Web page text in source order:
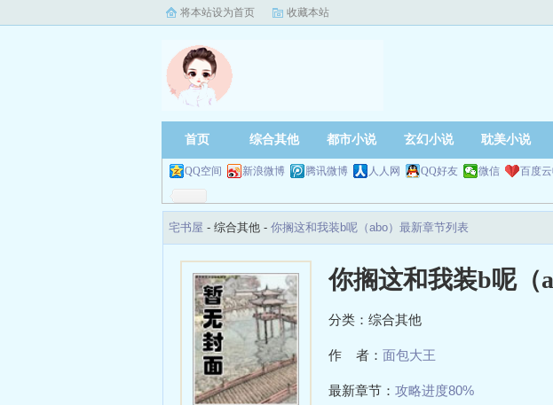
将本站设为首页 收藏本站
首页 综合其他 都市小说 玄幻小说 耽美小说
QQ空间 新浪微博 腾讯微博 人人网 QQ好友 微信 百度
宅书屋 - 综合其他 - 你搁这和我装b呢（abo）最新章节列表
你搁这和我装b呢（
分类：综合其他
作 者： 面包大王
最新章节： 攻略进度80%